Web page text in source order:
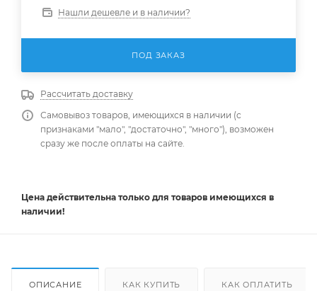
Нашли дешевле и в наличии?
ПОД ЗАКАЗ
Рассчитать доставку
Самовывоз товаров, имеющихся в наличии (с
признаками "мало", "достаточно", "много"), возможен
сразу же после оплаты на сайте.
Цена действительна только для товаров имеющихся в
наличии!
ОПИСАНИЕ КАК КУПИТЬ КАК ОПЛАТИТЬ